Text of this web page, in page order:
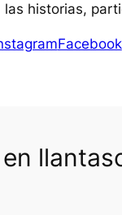
historias,
Facebook